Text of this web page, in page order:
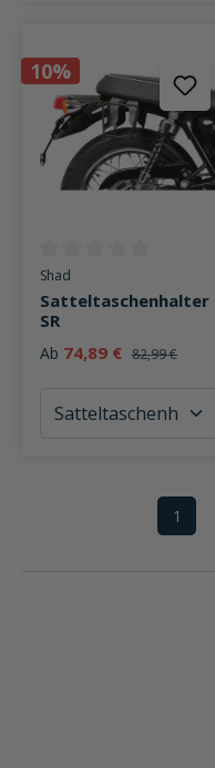
10%
Durchschnittliche
Shad
Satteltaschenhalter
SR
Ab 74,89 € 82,99 €
Seite
1